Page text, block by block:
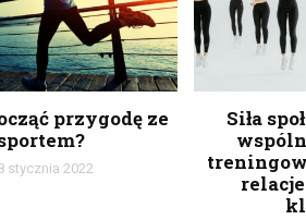
przygodę ze
stycznia 2022
Siła